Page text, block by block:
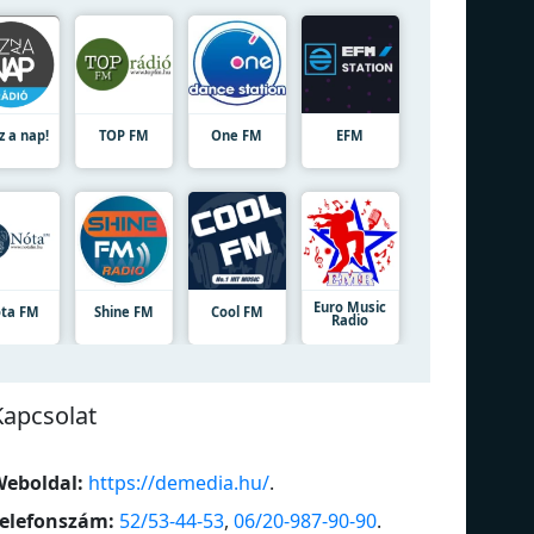
a nap! TOP FM One FM EFM
FM Shine FM Cool FM Euro Music
Radio
https://demedia.hu/.
52/53-44-53, 06/20-987-90-90.